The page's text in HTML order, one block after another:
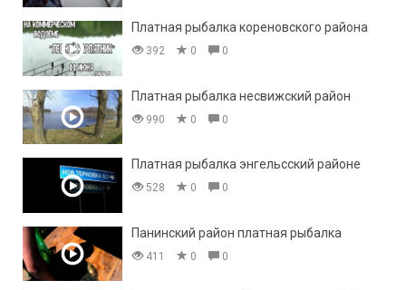
Платная рыбалка кореновского района
392 0 0
Платная рыбалка несвижский район
990 0 0
Платная рыбалка энгельсский районе
528 0 0
Панинский район платная рыбалка
411 0 0